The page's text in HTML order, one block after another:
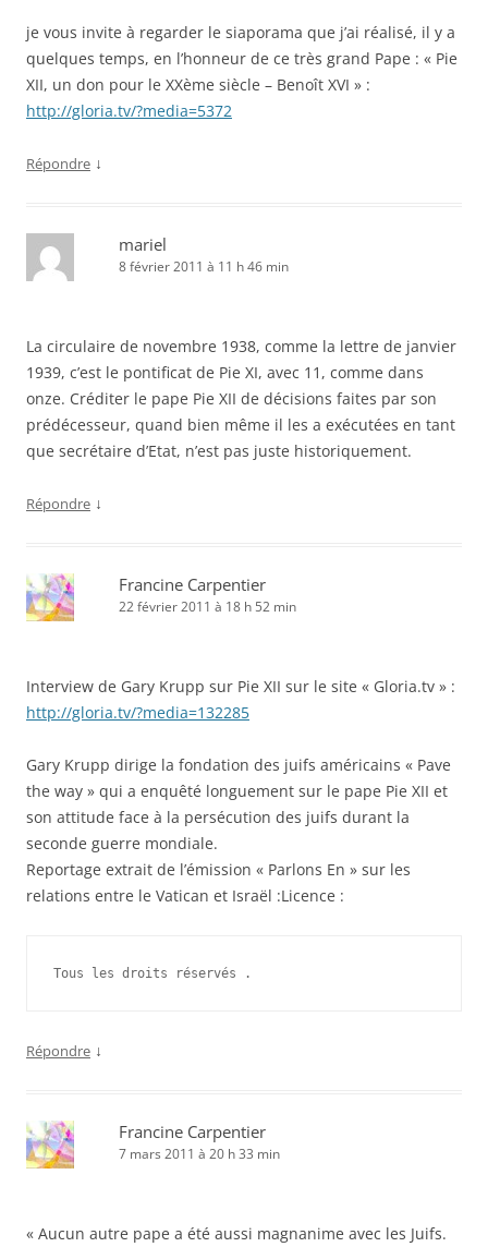
je vous invite à regarder le siaporama que j’ai réalisé, il y a
quelques temps, en l’honneur de ce très grand Pape : « Pie
XII, un don pour le XXème siècle – Benoît XVI » :
http://gloria.tv/?media=5372
Répondre ↓
mariel
8 février 2011 à 11 h 46 min
La circulaire de novembre 1938, comme la lettre de janvier
1939, c’est le pontificat de Pie XI, avec 11, comme dans
onze. Créditer le pape Pie XII de décisions faites par son
prédécesseur, quand bien même il les a exécutées en tant
que secrétaire d’Etat, n’est pas juste historiquement.
Répondre ↓
Francine Carpentier
22 février 2011 à 18 h 52 min
Interview de Gary Krupp sur Pie XII sur le site « Gloria.tv » :
http://gloria.tv/?media=132285
Gary Krupp dirige la fondation des juifs américains « Pave
the way » qui a enquêté longuement sur le pape Pie XII et
son attitude face à la persécution des juifs durant la
seconde guerre mondiale.
Reportage extrait de l’émission « Parlons En » sur les
relations entre le Vatican et Israël :Licence :
Tous les droits réservés .
Répondre ↓
Francine Carpentier
7 mars 2011 à 20 h 33 min
« Aucun autre pape a été aussi magnanime avec les Juifs.